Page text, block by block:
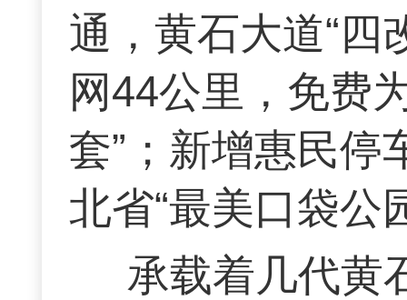
通，黄石大道“四
网44公里，免费
套”；新增惠民停
北省“最美口袋公
承载着几代黄